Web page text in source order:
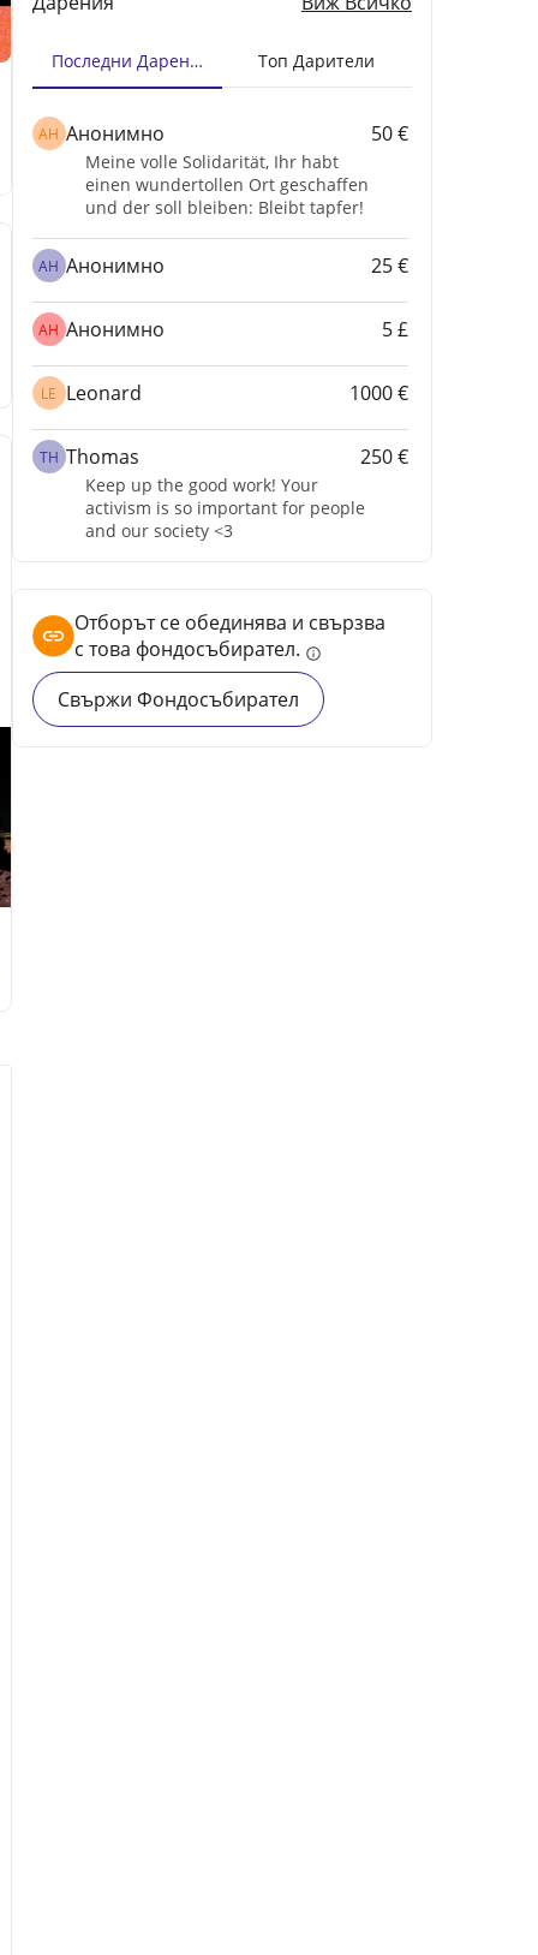
Последни Дарения Топ Дарители
АН Анонимно 50 €
Meine volle Solidarität, Ihr habt
einen wundertollen Ort geschaffen
und der soll bleiben: Bleibt tapfer!
АН Анонимно 25 €
АН Анонимно 5 £
LE Leonard 1000 €
TH Thomas 250 €
Keep up the good work! Your
activism is so important for people
and our society <3
Отборът се обединява и свързва
с това фондосъбирател. info
Свържи Фондосъбирател